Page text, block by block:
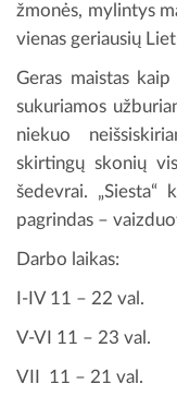
žmonės, mylintys
vienas geriausių
Geras maistas
sukuriamos
niekuo
skirtingų skonių
šedevrai.
pagrindas –
Darbo laikas:
I-IV 11 – 22 val.
V-VI 11 – 23 val.
VII 11 – 21 val.